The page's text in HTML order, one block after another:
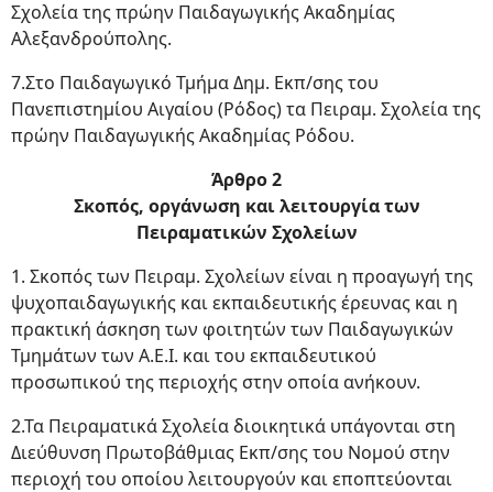
Σχολεία της πρώην Παιδαγωγικής Ακαδημίας
Αλεξανδρούπολης.
7.Στο Παιδαγωγικό Τμήμα Δημ. Εκπ/σης του
Πανεπιστημίου Αιγαίου (Ρόδος) τα Πειραμ. Σχολεία της
πρώην Παιδαγωγικής Ακαδημίας Ρόδου.
Άρθρο 2
Σκοπός, οργάνωση και λειτουργία των
Πειραματικών Σχολείων
1. Σκοπός των Πειραμ. Σχολείων είναι η προαγωγή της
ψυχοπαιδαγωγικής και εκπαιδευτικής έρευνας και η
πρακτική άσκηση των φοιτητών των Παιδαγωγικών
Τμημάτων των Α.Ε.Ι. και του εκπαιδευτικού
προσωπικού της περιοχής στην οποία ανήκουν.
2.Τα Πειραματικά Σχολεία διοικητικά υπάγονται στη
Διεύθυνση Πρωτοβάθμιας Εκπ/σης του Νομού στην
περιοχή του οποίου λειτουργούν και εποπτεύονται